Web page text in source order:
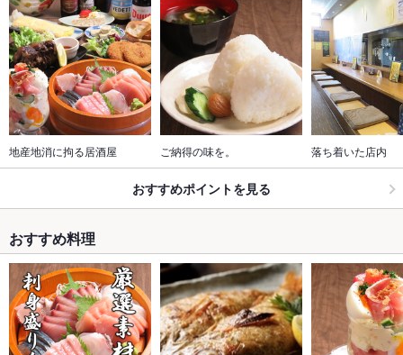
地産地消に拘る居酒屋 ご納得の味を。 落ち着いた店内
おすすめポイントを見る
おすすめ料理